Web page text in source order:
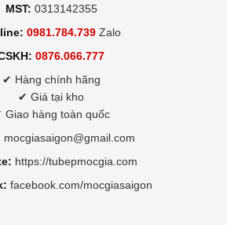
MST: 0313142355
0981.784.739 Zalo
0876.066.777
✔ Hàng chính hãng
✔ Giá tại kho
Giao hàng toàn quốc
mocgiasaigon@gmail.com
https://tubepmocgia.com
facebook.com/mocgiasaigon